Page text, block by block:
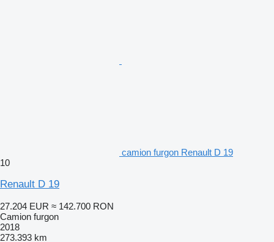
camion furgon Renault D 19
10
Renault D 19
27.204 EUR ≈ 142.700 RON
Camion furgon
2018
273.393 km